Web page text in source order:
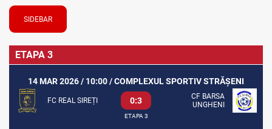
SIDEBAR
ETAPA 3
14 MAR 2026 / 10:00 / COMPLEXUL SPORTIV STRĂȘENI
FC REAL SIREȚI 0:3
CF BARSA
UNGHENI
ETAPA 3